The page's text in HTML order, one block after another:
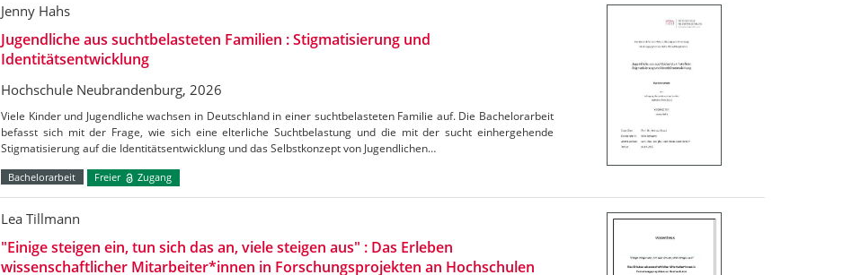
Jenny Hahs
Jugendliche aus suchtbelasteten Familien : Stigmatisierung und
Identitätsentwicklung
Hochschule Neubrandenburg, 2026
Viele Kinder und Jugendliche wachsen in Deutschland in einer suchtbelasteten Familie auf. Die Bachelorarbeit
befasst sich mit der Frage, wie sich eine elterliche Suchtbelastung und die mit der sucht einhergehende
Stigmatisierung auf die Identitätsentwicklung und das Selbstkonzept von Jugendlichen…
Bachelorarbeit Freier Zugang
Lea Tillmann
"Einige steigen ein, tun sich das an, viele steigen aus" : Das Erleben
wissenschaftlicher Mitarbeiter*innen in Forschungsprojekten an Hochschulen